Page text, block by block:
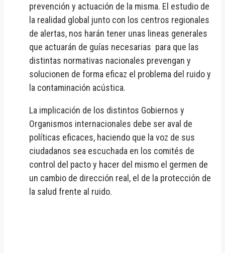
prevención y actuación de la misma. El estudio de
la realidad global junto con los centros regionales
de alertas, nos harán tener unas lineas generales
que actuarán de guías necesarias para que las
distintas normativas nacionales prevengan y
solucionen de forma eficaz el problema del ruido y
la contaminación acústica.
La implicación de los distintos Gobiernos y
Organismos internacionales debe ser aval de
políticas eficaces, haciendo que la voz de sus
ciudadanos sea escuchada en los comités de
control del pacto y hacer del mismo el germen de
un cambio de dirección real, el de la protección de
la salud frente al ruido.